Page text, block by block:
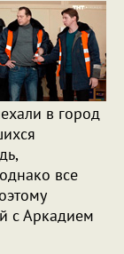
в город
все
с Аркадием